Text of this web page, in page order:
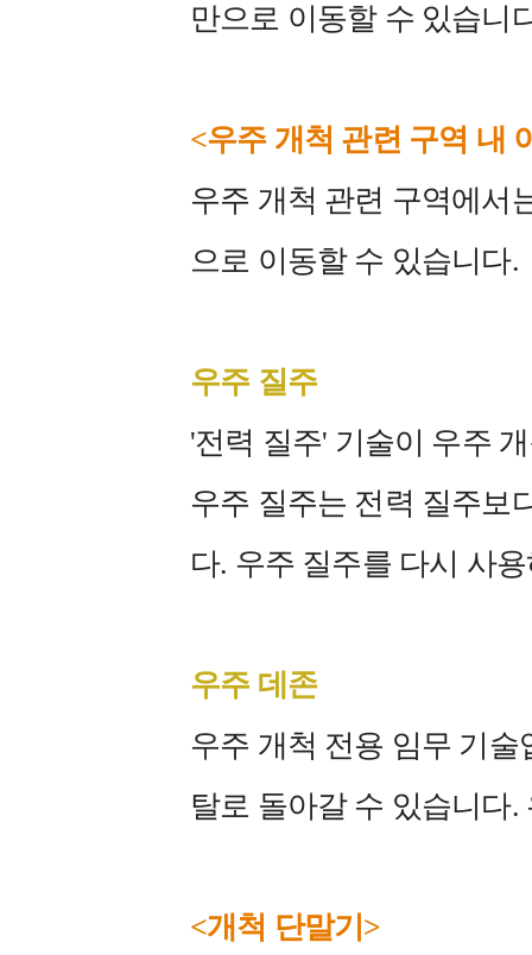
만으로 이동할 수 있습니
<우주 개척 관련 구역 내
우주 개척 관련 구역에서
으로 이동할 수 있습니다.
우주 질주
'전력 질주' 기술이 우주
우주 질주는 전력 질주보
다. 우주 질주를 다시 사
우주 데존
우주 개척 전용 임무 기
탈로 돌아갈 수 있습니다
<개척 단말기>